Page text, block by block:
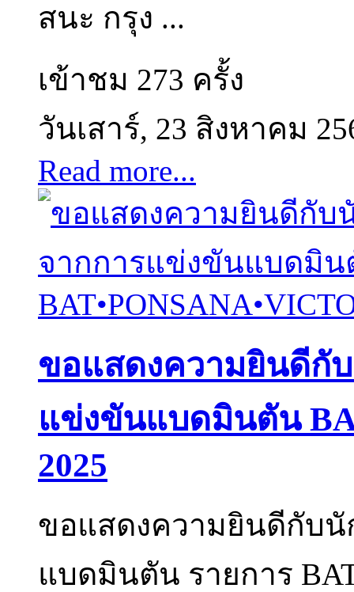
สนะ กรุง ...
เข้าชม 273 ครั้ง
วันเสาร์, 23 สิงหาคม
Read more...
ขอแสดงความยินดีกับ
แข่งขันแบดมินตัน
2025
ขอแสดงความยินดีกับนั
แบดมินตัน รายการ